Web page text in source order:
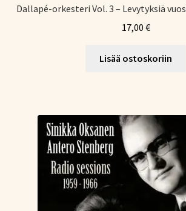
Dallapé-orkesteri Vol. 3 – Levytyksiä
17,00 €
Lisää ostoskoriin